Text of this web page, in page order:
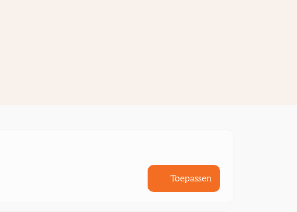
Toepassen